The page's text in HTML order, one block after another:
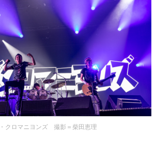
クロマニヨンズ 撮影＝柴田恵理